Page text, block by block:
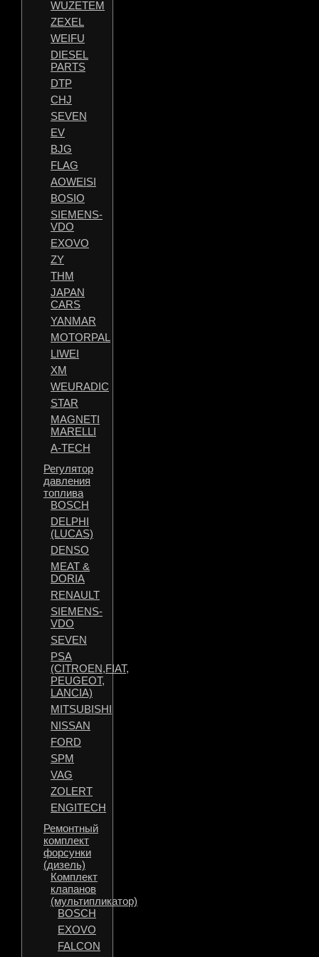
WUZETEM
ZEXEL
WEIFU
DIESEL
PARTS
DTP
CHJ
SEVEN
EV
BJG
FLAG
AOWEISI
BOSIO
SIEMENS-
VDO
EXOVO
ZY
THM
JAPAN
CARS
YANMAR
MOTORPAL
LIWEI
XM
WEURADIC
STAR
MAGNETI
MARELLI
A-TECH
Регулятор
давления
топлива
BOSCH
DELPHI
(LUCAS)
DENSO
MEAT &
DORIA
RENAULT
SIEMENS-
VDO
SEVEN
PSA
(CITROEN,FIAT,
PEUGEOT,
LANCIA)
MITSUBISHI
NISSAN
FORD
SPM
VAG
ZOLERT
ENGITECH
Ремонтный
комплект
форсунки
(дизель)
Комплект
клапанов
(мультипликатор)
BOSCH
EXOVO
FALCON